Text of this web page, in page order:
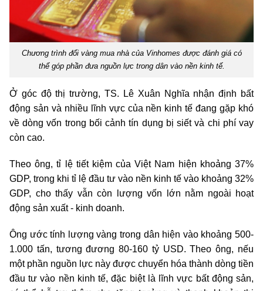
Chương trình đổi vàng mua nhà của Vinhomes được đánh giá có
thể góp phần đưa nguồn lực trong dân vào nền kinh tế.
Ở góc độ thị trường, TS. Lê Xuân Nghĩa nhận định bất
động sản và nhiều lĩnh vực của nền kinh tế đang gặp khó
về dòng vốn trong bối cảnh tín dụng bị siết và chi phí vay
còn cao.
Theo ông, tỉ lệ tiết kiệm của Việt Nam hiện khoảng 37%
GDP, trong khi tỉ lệ đầu tư vào nền kinh tế vào khoảng 32%
GDP, cho thấy vẫn còn lượng vốn lớn nằm ngoài hoạt
động sản xuất - kinh doanh.
Ông ước tính lượng vàng trong dân hiện vào khoảng 500-
1.000 tấn, tương đương 80-160 tỷ USD. Theo ông, nếu
một phần nguồn lực này được chuyển hóa thành dòng tiền
đầu tư vào nền kinh tế, đặc biệt là lĩnh vực bất động sản,